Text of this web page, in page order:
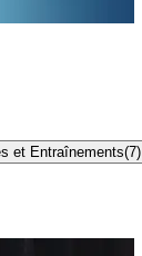
et Entraînements(7)